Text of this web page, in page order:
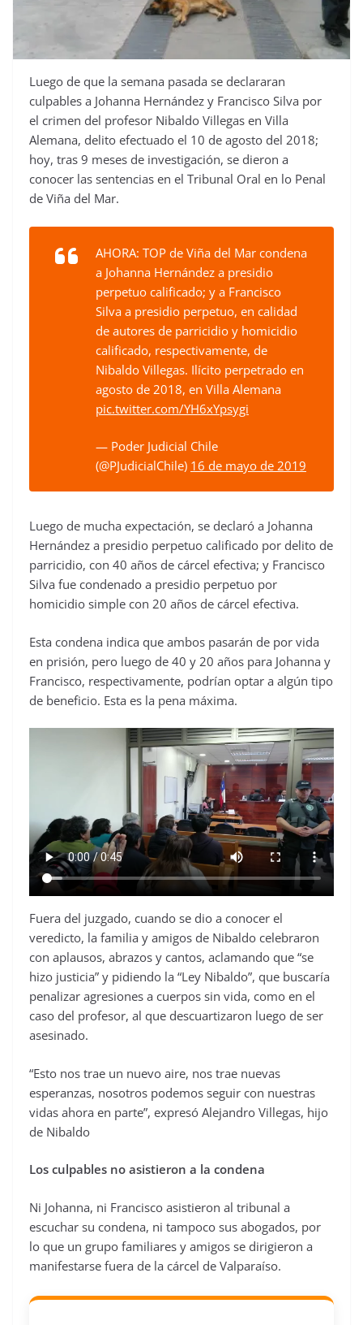
Luego de que la semana pasada se declararan
culpables a Johanna Hernández y Francisco Silva por
el crimen del profesor Nibaldo Villegas en Villa
Alemana, delito efectuado el 10 de agosto del 2018;
hoy, tras 9 meses de investigación, se dieron a
conocer las sentencias en el Tribunal Oral en lo Penal
de Viña del Mar.
AHORA: TOP de Viña del Mar condena
a Johanna Hernández a presidio
perpetuo calificado; y a Francisco
Silva a presidio perpetuo, en calidad
de autores de parricidio y homicidio
calificado, respectivamente, de
Nibaldo Villegas. Ilícito perpetrado en
agosto de 2018, en Villa Alemana
pic.twitter.com/YH6xYpsygi
— Poder Judicial Chile
(@PJudicialChile) 16 de mayo de 2019
Luego de mucha expectación, se declaró a Johanna
Hernández a presidio perpetuo calificado por delito de
parricidio, con 40 años de cárcel efectiva; y Francisco
Silva fue condenado a presidio perpetuo por
homicidio simple con 20 años de cárcel efectiva.
Esta condena indica que ambos pasarán de por vida
en prisión, pero luego de 40 y 20 años para Johanna y
Francisco, respectivamente, podrían optar a algún tipo
de beneficio. Esta es la pena máxima.
Fuera del juzgado, cuando se dio a conocer el
veredicto, la familia y amigos de Nibaldo celebraron
con aplausos, abrazos y cantos, aclamando que “se
hizo justicia” y pidiendo la “Ley Nibaldo”, que buscaría
penalizar agresiones a cuerpos sin vida, como en el
caso del profesor, al que descuartizaron luego de ser
asesinado.
“Esto nos trae un nuevo aire, nos trae nuevas
esperanzas, nosotros podemos seguir con nuestras
vidas ahora en parte”, expresó Alejandro Villegas, hijo
de Nibaldo
Los culpables no asistieron a la condena
Ni Johanna, ni Francisco asistieron al tribunal a
escuchar su condena, ni tampoco sus abogados, por
lo que un grupo familiares y amigos se dirigieron a
manifestarse fuera de la cárcel de Valparaíso.